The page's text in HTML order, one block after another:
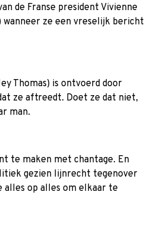
de Franse president Vivienne
wanneer ze een vreselijk bericht
Thomas) is ontvoerd door
ze aftreedt. Doet ze dat niet,
man.
te maken met chantage. En
gezien lijnrecht tegenover
alles op alles om elkaar te